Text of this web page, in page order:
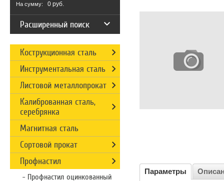
Параметры
На сумму:
0 руб.
Расширенный поиск
Кострукционная сталь
Инструментальная сталь
Листовой металлопрокат
Калиброванная сталь,
серебрянка
Магнитная сталь
Сортовой прокат
Профнастил
Профнастил оцинкованный